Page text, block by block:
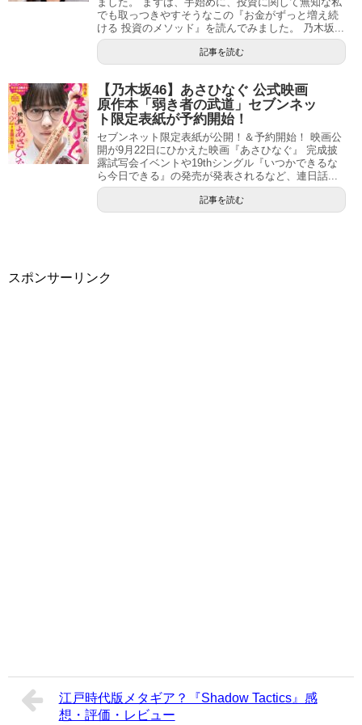
でも取っつきやすそうなこの『お金がずっと増え続
ける 投資のメソッド』を読んでみました。 乃木坂...
記事を読む
【乃木坂46】あさひなぐ 公式映画
原作本「弱き者の武道」セブンネッ
ト限定表紙が予約開始！
セブンネット限定表紙が公開！＆予約開始！ 映画公
開が9月22日にひかえた映画『あさひなぐ』 完成披
露試写会イベントや19thシングル『いつかできるな
ら今日できる』の発売が発表されるなど、連日話...
記事を読む
スポンサーリンク
江戸時代版メタギア？『Shadow Tactics』感
想・評価・レビュー